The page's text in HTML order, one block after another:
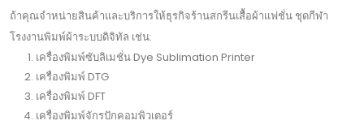
ถ้าคุณจำหน่ายสินค้าและบริการให้ธุรกิจร้านสกรีนเสื้อผ้าแฟชั่น ชุดกีฬา
โรงงานพิมพ์ผ้าระบบดิจิทัล เช่น:
เครื่องพิมพ์ซับลิเมชั่น Dye Sublimation Printer
เครื่องพิมพ์ DTG
เครื่องพิมพ์ DFT
เครื่องพิมพ์จักรปักคอมพิวเตอร์